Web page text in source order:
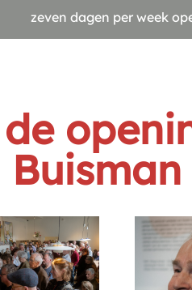
zeven dagen per week
de